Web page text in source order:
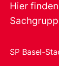
Hier
SP Basel-